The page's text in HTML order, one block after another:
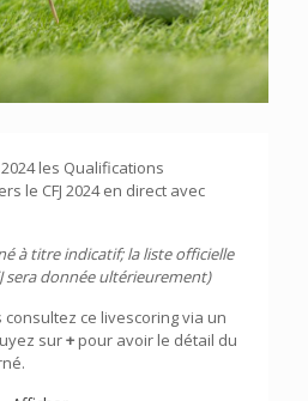
les Qualifications
le CFJ 2024 en direct avec
à titre indicatif; la liste officielle
sera donnée ultérieurement)
ce livescoring via un
sur+ pour avoir le détail du